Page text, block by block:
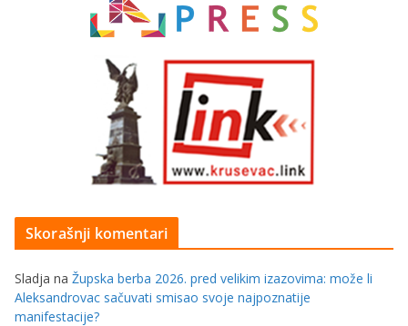
Skorašnji komentari
Sladja na Župska berba 2026. pred velikim izazovima: može li
Aleksandrovac sačuvati smisao svoje najpoznatije
manifestacije?